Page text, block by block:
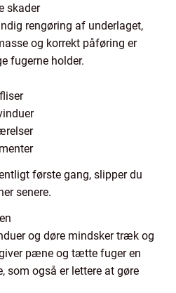
skader
rengøring af underlaget,
og korrekt påføring er
fugerne holder.
første gang, slipper du
senere.
og døre mindsker træk og
pæne og tætte fuger en
som også er lettere at gøre